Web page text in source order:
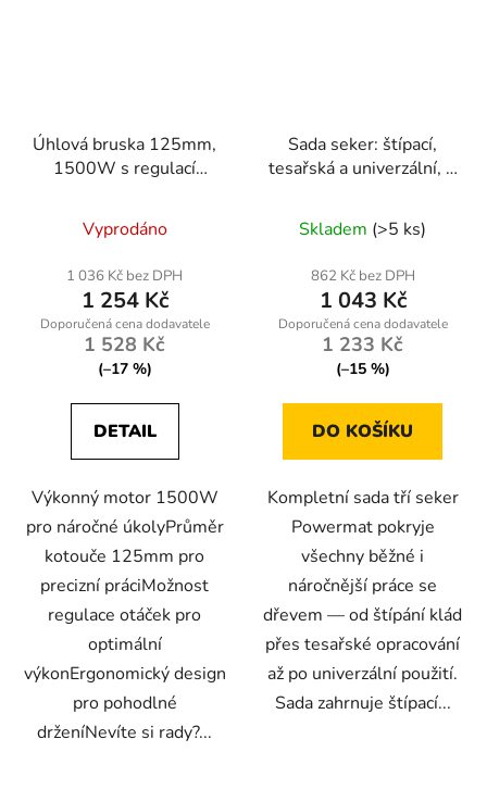
Úhlová bruska 125mm,
1500W s regulací
Vyprodáno
1 036 Kč bez DPH
1 254 Kč
1 528 Kč
(–17 %)
DETAIL
Výkonný motor 1500W
pro náročné úkolyPrůměr
kotouče 125mm pro
precizní práciMožnost
regulace otáček pro
optimální
výkonErgonomický design
pro pohodlné
drženíNevíte si rady?...
Sada seker: štípací,
tesařská a univerzální, 3
RTZS0054
Skladem (>5 ks)
862 Kč bez DPH
1 043 Kč
1 233 Kč
(–15 %)
DO KOŠÍKU
Kompletní sada tří seker
Powermat pokryje
všechny běžné i
náročnější práce se
dřevem — od štípání klád
přes tesařské opracování
až po univerzální použití.
Sada zahrnuje štípací...